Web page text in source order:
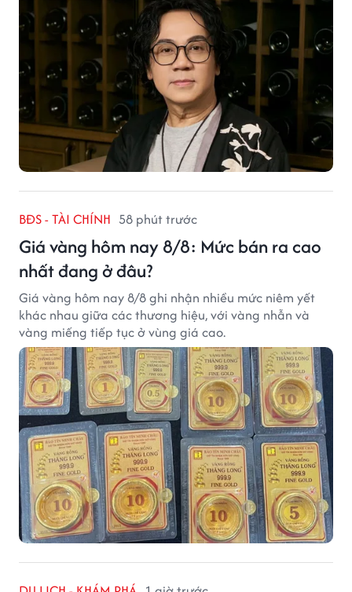
BĐS - TÀI CHÍNH 58 phút trước
Giá vàng hôm nay 8/8: Mức bán ra cao
nhất đang ở đâu?
Giá vàng hôm nay 8/8 ghi nhận nhiều mức niêm yết
khác nhau giữa các thương hiệu, với vàng nhẫn và
vàng miếng tiếp tục ở vùng giá cao.